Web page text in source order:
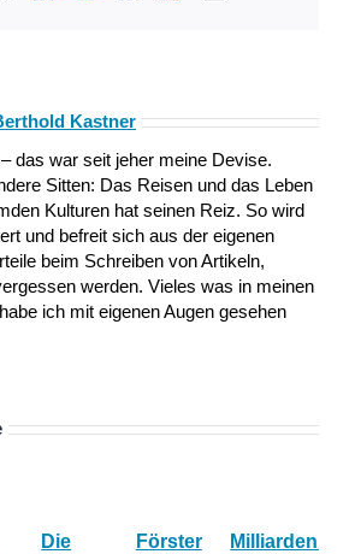
Kastner
das war seit jeher meine Devise.
Sitten: Das Reisen und das Leben
Kulturen hat seinen Reiz. So wird
und befreit sich aus der eigenen
beim Schreiben von Artikeln,
werden. Vieles was in meinen
ich mit eigenen Augen gesehen
Die Förster